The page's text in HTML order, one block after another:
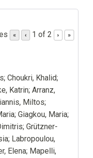
« ‹ 1 of 2 › »
Choukri, Khalid;
Katrin; Arranz,
Miltos;
Giagkou, Maria;
Grützner-
Labropoulou,
Elena; Mapelli,